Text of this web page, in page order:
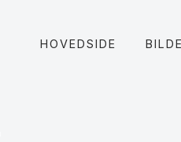
HOVEDSIDE